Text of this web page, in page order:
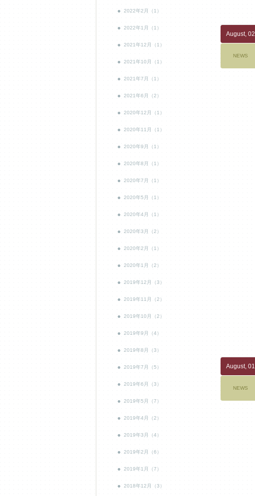
August, 02
NEWS
August, 01
NEWS
2022年2月（1）
2022年1月（1）
2021年12月（1）
2021年10月（1）
2021年7月（1）
2021年6月（2）
2020年12月（1）
2020年11月（1）
2020年9月（1）
2020年8月（1）
2020年7月（1）
2020年5月（1）
2020年4月（1）
2020年3月（2）
2020年2月（1）
2020年1月（2）
2019年12月（3）
2019年11月（2）
2019年10月（2）
2019年9月（4）
2019年8月（3）
2019年7月（5）
2019年6月（3）
2019年5月（7）
2019年4月（2）
2019年3月（4）
2019年2月（6）
2019年1月（7）
2018年12月（3）